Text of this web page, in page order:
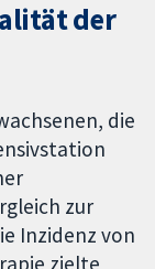
der
die
zur
Inzidenz von
zielte